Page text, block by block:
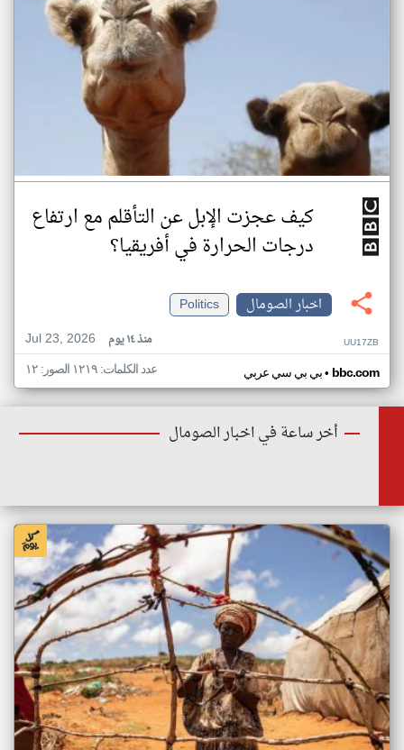
كيف عجزت الإبل عن التأقلم مع ارتفاع
درجات الحرارة في أفريقيا؟
اخبار الصومال
Politics
Jul 23, 2026
منذ ١٤ يوم UU17ZB
بي بي سي عربي• bbc.com عدد الكلمات: ١٢١٩ الصور: ١٢
أخر ساعة في اخبار الصومال